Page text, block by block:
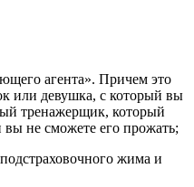
агента». Причем это
или девушка, с который вы
тренажерщик, который
вы не сможете его прожать;
жима и